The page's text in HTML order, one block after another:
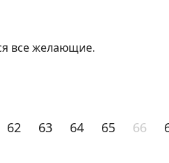
все желающие.
62 63 64 65 66